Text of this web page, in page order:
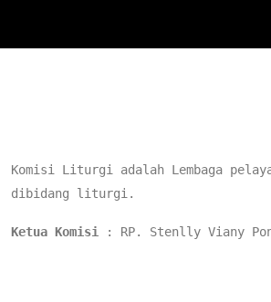
Komisi Liturgi adalah Lembaga
dibidang liturgi.
Ketua Komisi : RP. Stenlly Viany